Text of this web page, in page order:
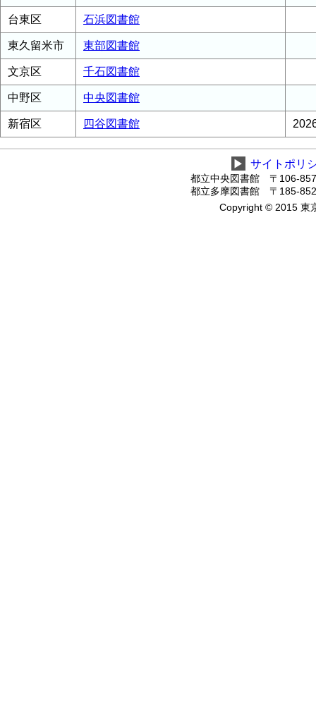
台東区 石浜図書館
東久留米市 東部図書館
文京区 千石図書館
中野区 中央図書館
新宿区 四谷図書館
▶ サイトポリ
都立中央図書館 〒106-
都立多摩図書館 〒185-
Copyright © 2015 東